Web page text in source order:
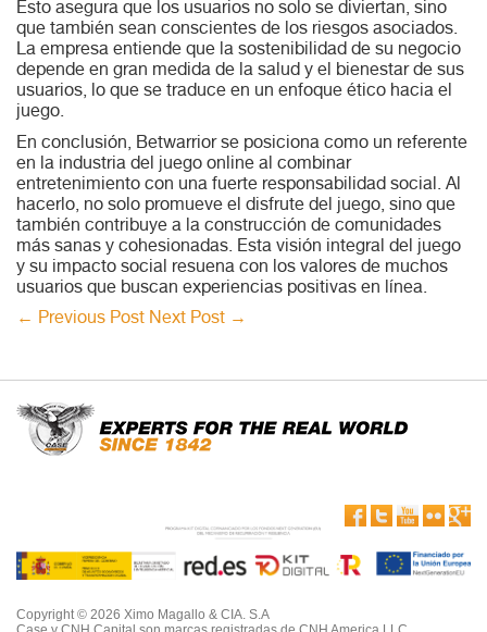
Esto asegura que los usuarios no solo se diviertan, sino
que también sean conscientes de los riesgos asociados.
La empresa entiende que la sostenibilidad de su negocio
depende en gran medida de la salud y el bienestar de sus
usuarios, lo que se traduce en un enfoque ético hacia el
juego.
En conclusión, Betwarrior se posiciona como un referente
en la industria del juego online al combinar
entretenimiento con una fuerte responsabilidad social. Al
hacerlo, no solo promueve el disfrute del juego, sino que
también contribuye a la construcción de comunidades
más sanas y cohesionadas. Esta visión integral del juego
y su impacto social resuena con los valores de muchos
usuarios que buscan experiencias positivas en línea.
← Previous Post Next Post →
Copyright © 2026 Ximo Magallo & CIA. S.A